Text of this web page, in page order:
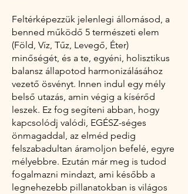
Feltérképezzük jelenlegi állomásod, a
benned működő 5 természeti elem
(Föld, Víz, Tűz, Levegő, Éter)
minőségét, és a te, egyéni, holisztikus
balansz állapotod harmonizálásához
vezető ösvényt. Innen indul egy mély
belső utazás, amin végig a kísérőd
leszek. Ez fog segíteni abban, hogy
kapcsolódj valódi, EGÉSZ-séges
önmagaddal, az elméd pedig
felszabadultan áramoljon befelé, egyre
mélyebbre. Ezután már meg is tudod
fogalmazni mindazt, ami később a
legnehezebb pillanatokban is világos